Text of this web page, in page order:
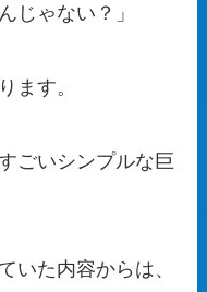
じゃない？」
ます。
ごいシンプルな巨
いた内容からは、